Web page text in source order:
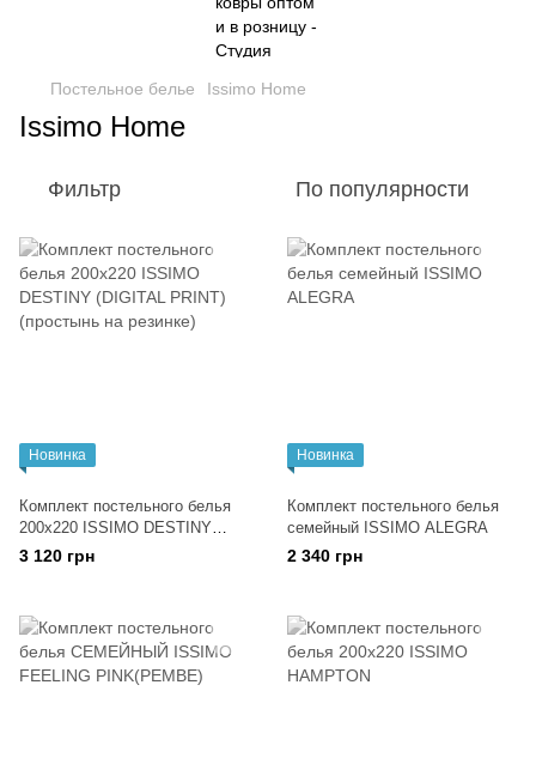
Постельное белье Issimo Home
Issimo Home
Фильтр По популярности
Новинка
Комплект постельного белья
200x220 ISSIMО DESTINY
(DIGITAL PRINT) (простынь на
резинке)
3 120 грн
Новинка
Комплект постельного белья
семейный ISSIMО ALEGRA
2 340 грн